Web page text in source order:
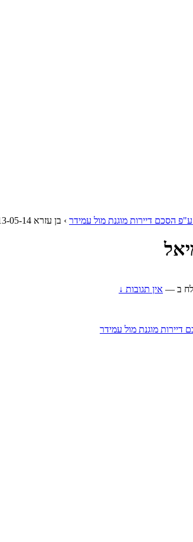
› בן עזרא 13-05-14 – עמיאל
ב — אין תגובות ↓